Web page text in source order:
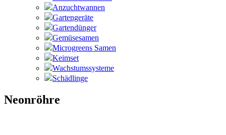
Anzuchtwannen
Gartengeräte
Gartendünger
Gemüsesamen
Microgreens Samen
Keimset
Wachstumssysteme
Schädlinge
Neonröhre